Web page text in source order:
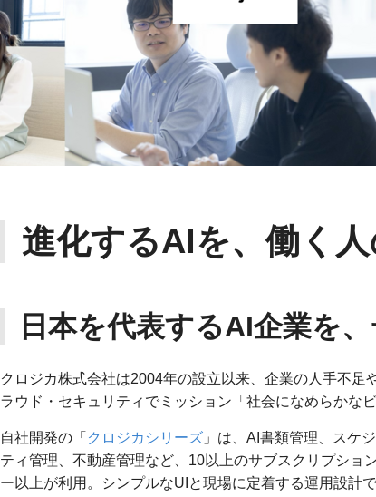
進化するAIを、働く人
日本を代表するAI企業を、
クロジカ株式会社は2004年の設立以来、企業の人手不
ラウド・セキュリティでミッション「社会になめらかな
自社開発の「 クロジカシリーズ 」は、AI書類管理、スケ
ティ管理、不動産管理など、10以上のサブスクリプショ
ー以上が利用。シンプルなUIと現場に定着する運用設計